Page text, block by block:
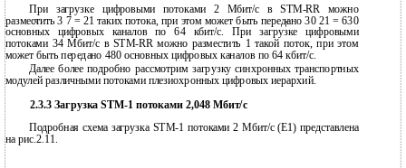
При загрузке цифровыми потоками 2 Мбит/с в STM-RR можно
разместить 3 7 = 21 таких потока, при этом может быть передано 30 21 = 630
основных цифровых каналов по 64 кбит/с. При загрузке цифровыми
потоками 34 Мбит/с в STM-RR можно разместить 1 такой поток, при этом
может быть передано 480 основных цифровых каналов по 64 кбит/с.
Далее более подробно рассмотрим загрузку синхронных транспортных
модулей различными потоками плезиохронных цифровых иерархий.
2.3.3 Загрузка STM-1 потоками 2,048 Мбит/с
Подробная схема загрузка STM-1 потоками 2 Мбит/с (Е1) представлена
на рис.2.11.